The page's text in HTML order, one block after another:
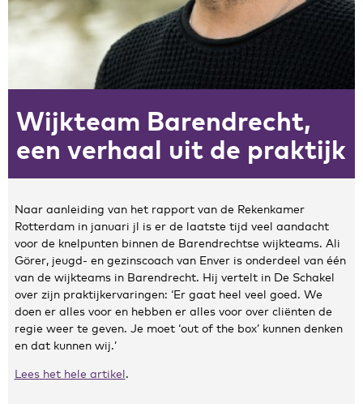
Nieuws
Contactgegevens
Zakelijke gegevens
Algemeen
Nieuws
Persoonlijke informatie en privacy
Privacyverklaring website
Disclaimer
Contact
Wijkteam Barendrecht,
een verhaal uit de praktijk
Naar aanleiding van het rapport van de Rekenkamer
Rotterdam in januari jl is er de laatste tijd veel aandacht
voor de knelpunten binnen de Barendrechtse wijkteams. Ali
Görer, jeugd- en gezinscoach van Enver is onderdeel van één
van de wijkteams in Barendrecht. Hij vertelt in De Schakel
over zijn praktijkervaringen: ‘Er gaat heel veel goed. We
doen er alles voor en hebben er alles voor over cliënten de
regie weer te geven. Je moet ‘out of the box’ kunnen denken
en dat kunnen wij.’
Lees het hele artikel.